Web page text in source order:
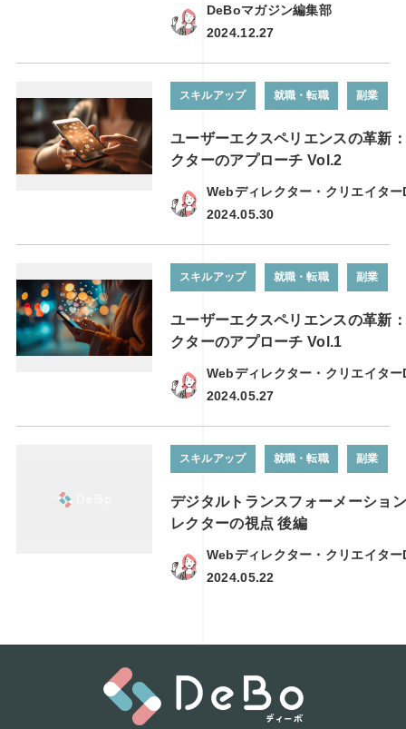
DeBoマガジン編集部
2024.12.27
スキルアップ 就職・転職 副業
ユーザーエクスペリエンスの革新
クターのアプローチ Vol.2
Webディレクター・クリエイタ
2024.05.30
スキルアップ 就職・転職 副業
ユーザーエクスペリエンスの革新
クターのアプローチ Vol.1
Webディレクター・クリエイタ
2024.05.27
スキルアップ 就職・転職 副業
デジタルトランスフォーメーショ
レクターの視点 後編
Webディレクター・クリエイタ
2024.05.22